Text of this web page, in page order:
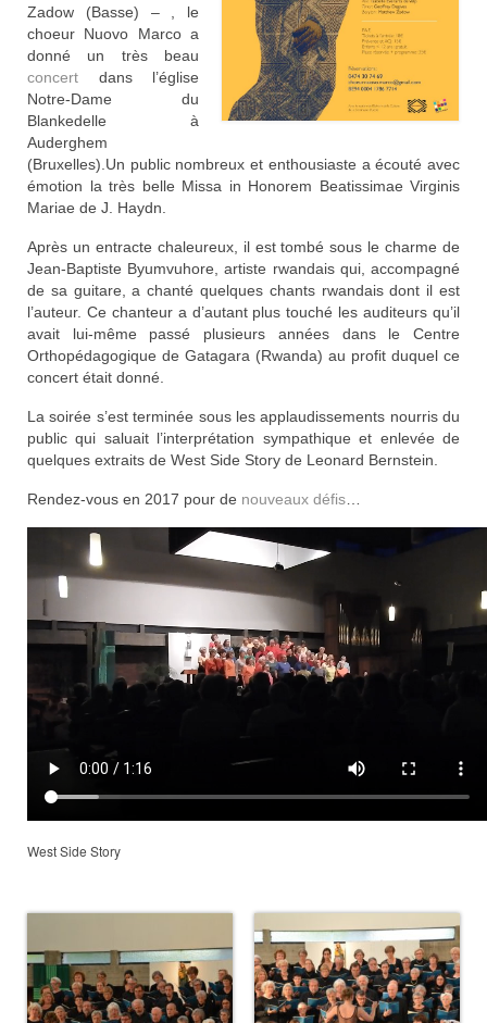
Zadow (Basse) – , le
choeur Nuovo Marco a
donné un très beau
concert dans l’église
Notre-Dame du
Blankedelle à
Auderghem
(Bruxelles).Un public nombreux et enthousiaste a écouté avec
émotion la très belle Missa in Honorem Beatissimae Virginis
Mariae de J. Haydn.
Après un entracte chaleureux, il est tombé sous le charme de
Jean-Baptiste Byumvuhore, artiste rwandais qui, accompagné
de sa guitare, a chanté quelques chants rwandais dont il est
l’auteur. Ce chanteur a d’autant plus touché les auditeurs qu’il
avait lui-même passé plusieurs années dans le Centre
Orthopédagogique de Gatagara (Rwanda) au profit duquel ce
concert était donné.
La soirée s’est terminée sous les applaudissements nourris du
public qui saluait l’interprétation sympathique et enlevée de
quelques extraits de West Side Story de Leonard Bernstein.
Rendez-vous en 2017 pour de nouveaux défis
West Side Story